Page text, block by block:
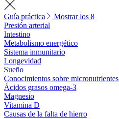
Guía práctica
Mostrar los 8
Presión arterial
Intestino
Metabolismo energético
Sistema inmunitario
Longevidad
Sueño
Conocimientos sobre micronutrientes
Ácidos grasos omega-3
Magnesio
Vitamina D
Causas de la falta de hierro